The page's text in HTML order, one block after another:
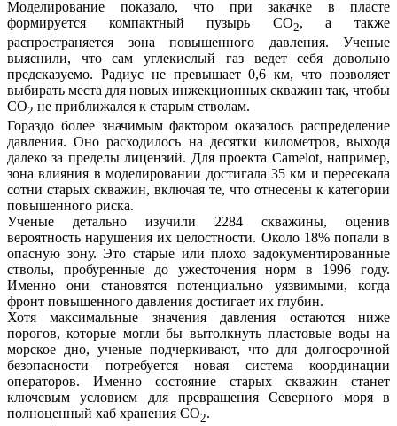
Моделирование показало, что при закачке в пласте
формируется компактный пузырь CO2, а также
распространяется зона повышенного давления. Ученые
выяснили, что сам углекислый газ ведет себя довольно
предсказуемо. Радиус не превышает 0,6 км, что позволяет
выбирать места для новых инжекционных скважин так, чтобы
CO2 не приближался к старым стволам.
Гораздо более значимым фактором оказалось распределение
давления. Оно расходилось на десятки километров, выходя
далеко за пределы лицензий. Для проекта Camelot, например,
зона влияния в моделировании достигала 35 км и пересекала
сотни старых скважин, включая те, что отнесены к категории
повышенного риска.
Ученые детально изучили 2284 скважины, оценив
вероятность нарушения их целостности. Около 18% попали в
опасную зону. Это старые или плохо задокументированные
стволы, пробуренные до ужесточения норм в 1996 году.
Именно они становятся потенциально уязвимыми, когда
фронт повышенного давления достигает их глубин.
Хотя максимальные значения давления остаются ниже
порогов, которые могли бы вытолкнуть пластовые воды на
морское дно, ученые подчеркивают, что для долгосрочной
безопасности потребуется новая система координации
операторов. Именно состояние старых скважин станет
ключевым условием для превращения Северного моря в
полноценный хаб хранения CO2.